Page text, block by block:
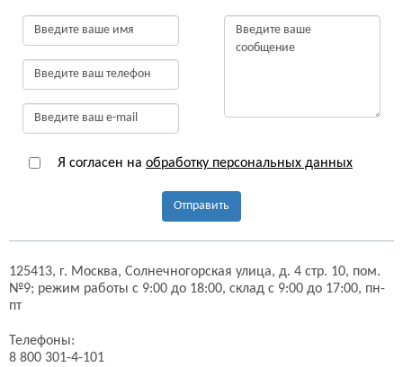
Я согласен на обработку персональных данных
Отправить
125413, г. Москва, Солнечногорская улица, д. 4 стр. 10, пом.
№9; режим работы с 9:00 до 18:00, склад с 9:00 до 17:00, пн-
пт
Телефоны:
8 800 301-4-101